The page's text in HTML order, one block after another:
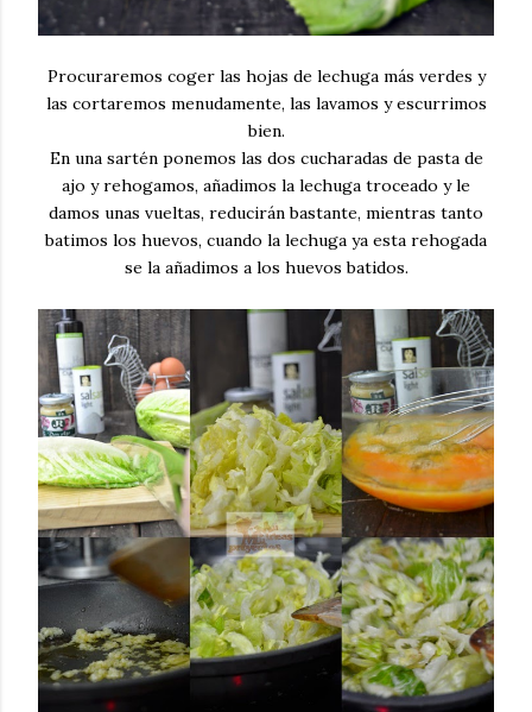
Procuraremos coger las hojas de lechuga más verdes y
las cortaremos menudamente, las lavamos y escurrimos
bien.
En una sartén ponemos las dos cucharadas de pasta de
ajo y rehogamos, añadimos la lechuga troceado y le
damos unas vueltas, reducirán bastante, mientras tanto
batimos los huevos, cuando la lechuga ya esta rehogada
se la añadimos a los huevos batidos.